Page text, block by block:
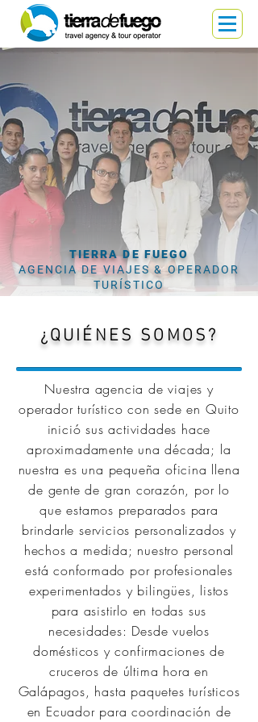
TIERRA DE FUEGO
AGENCIA DE VIAJES& OPERADOR
TURÍSTICO
¿QUIÉNES SOMOS?
Nuestra agencia de viajes y
operador turístico con sede en Quito
inició sus actividades hace
aproximadamente una década; la
nuestra es una pequeña oficina llena
de gente de gran corazón, por lo
que estamos preparados para
brindarle servicios personalizados y
hechos a medida; nuestro personal
está conformado por profesionales
experimentados y bilingües, listos
para asistirlo en todas sus
necesidades: Desde vuelos
domésticos y confirmaciones de
cruceros de última hora en
Galápagos, hasta paquetes turísticos
en Ecuador para coordinación de